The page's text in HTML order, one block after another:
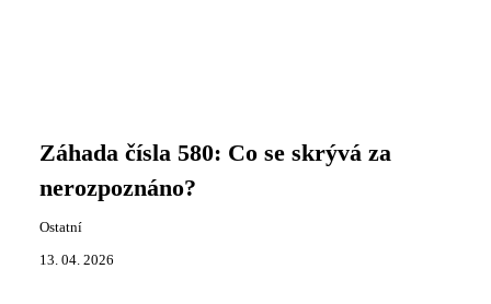
Záhada čísla 580: Co se skrývá za
nerozpoznáno?
Ostatní
13. 04. 2026